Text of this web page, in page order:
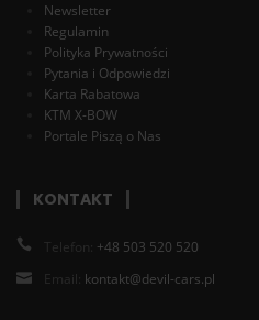
Newsletter
Regulamin
Polityka Prywatności
Pytania i Odpowiedzi
Karta Rabatowa
KTM X-BOW
Portale Piszą o Nas
KONTAKT
Telefon: +48 503 520 520
Email: kontakt@devil-cars.pl